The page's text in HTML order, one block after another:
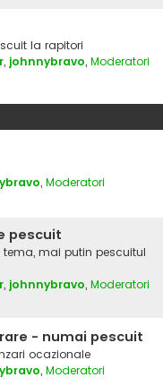
la rapitori
, johnnybravo, Moderatori
, Moderatori
pescuit
mai putin pescuitul
, johnnybravo, Moderatori
- numai pescuit
ocazionale
, Moderatori